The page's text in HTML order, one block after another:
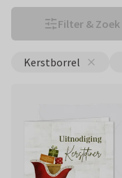
Filter & Zoek
Kerstborrel